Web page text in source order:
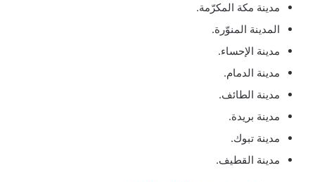
مدينة مكة المكرّمة.
المدينة المنوّرة.
مدينة الإحساء.
مدينة الدمام.
مدينة الطائف.
مدينة بريدة.
مدينة تبوك.
مدينة القطيف.